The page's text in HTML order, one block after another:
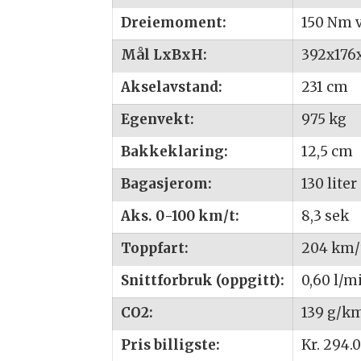
Dreiemoment:
150 Nm
Mål LxBxH:
Akselavstand:
231 cm
Egenvekt:
975 kg
Bakkeklaring:
12,5 cm
Bagasjerom:
130 liter
Aks. 0-100 km/t:
8,3 sek
Toppfart:
204
Snittforbruk (oppgitt):
0,60 l/
CO2:
139 g/
Pris billigste:
Kr.